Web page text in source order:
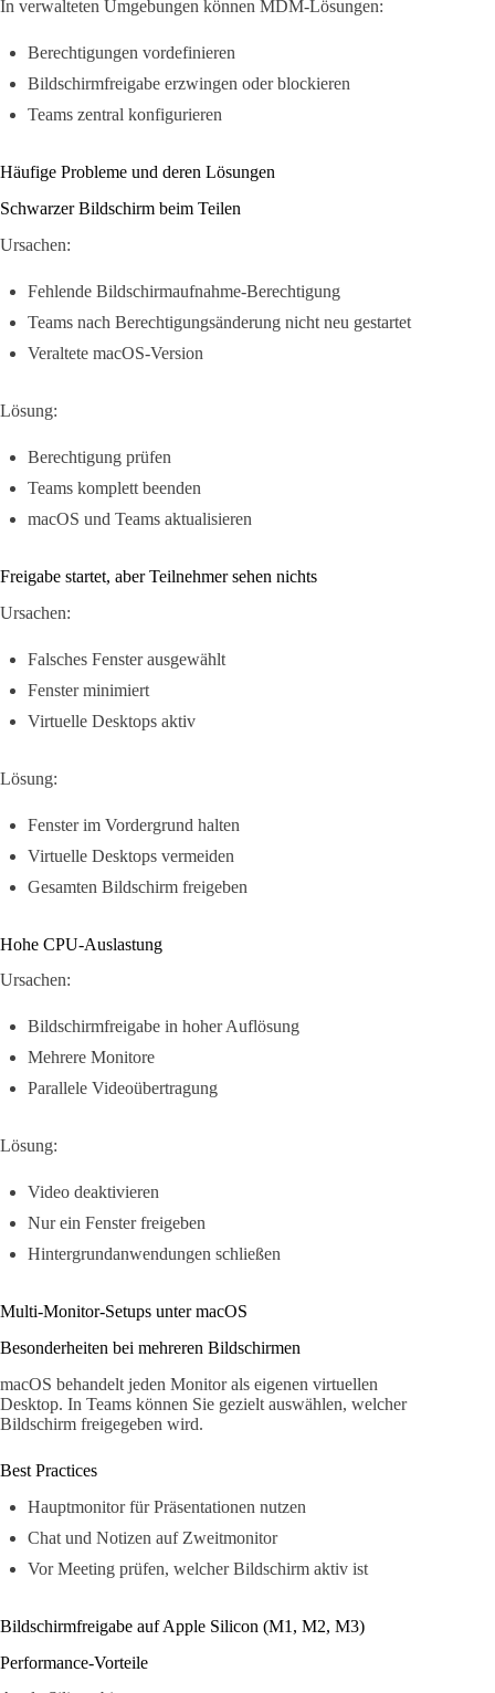
In verwalteten Umgebungen können MDM-Lösungen:
Berechtigungen vordefinieren
Bildschirmfreigabe erzwingen oder blockieren
Teams zentral konfigurieren
Häufige Probleme und deren Lösungen
Schwarzer Bildschirm beim Teilen
Ursachen:
Fehlende Bildschirmaufnahme-Berechtigung
Teams nach Berechtigungsänderung nicht neu gestartet
Veraltete macOS-Version
Lösung:
Berechtigung prüfen
Teams komplett beenden
macOS und Teams aktualisieren
Freigabe startet, aber Teilnehmer sehen nichts
Ursachen:
Falsches Fenster ausgewählt
Fenster minimiert
Virtuelle Desktops aktiv
Lösung:
Fenster im Vordergrund halten
Virtuelle Desktops vermeiden
Gesamten Bildschirm freigeben
Hohe CPU-Auslastung
Ursachen:
Bildschirmfreigabe in hoher Auflösung
Mehrere Monitore
Parallele Videoübertragung
Lösung:
Video deaktivieren
Nur ein Fenster freigeben
Hintergrundanwendungen schließen
Multi-Monitor-Setups unter macOS
Besonderheiten bei mehreren Bildschirmen
macOS behandelt jeden Monitor als eigenen virtuellen
Desktop. In Teams können Sie gezielt auswählen, welcher
Bildschirm freigegeben wird.
Best Practices
Hauptmonitor für Präsentationen nutzen
Chat und Notizen auf Zweitmonitor
Vor Meeting prüfen, welcher Bildschirm aktiv ist
Bildschirmfreigabe auf Apple Silicon (M1, M2, M3)
Performance-Vorteile